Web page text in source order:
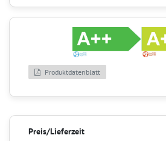
Produktdatenblatt
Preis/Lieferzeit